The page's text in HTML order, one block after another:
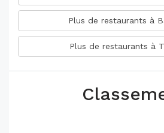
Plus de restaurants à
Plus de restaurants à